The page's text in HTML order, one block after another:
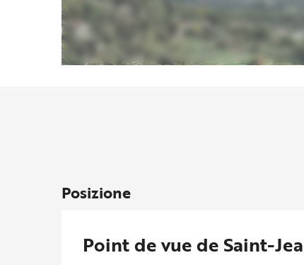
Posizione
Point de vue de Saint-